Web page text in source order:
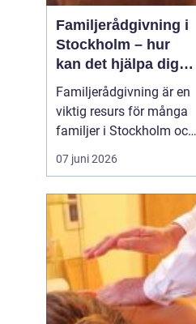
Familjerådgivning i
Stockholm – hur
kan det hjälpa dig
och din familj
Familjerådgivning är en
viktig resurs för många
familjer i Stockholm och
runt om i Sverige.
Genom att ta emot stöd
erfarna terapeuter kan
familjer lösa konflikter,
förbättra kom...
07 juni 2026